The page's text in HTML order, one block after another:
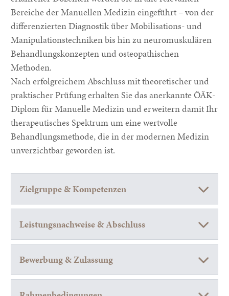
Bereiche der Manuellen Medizin eingeführt – von der
differenzierten Diagnostik über Mobilisations- und
Manipulationstechniken bis hin zu neuromuskulären
Behandlungskonzepten und osteopathischen
Methoden.
Nach erfolgreichem Abschluss mit theoretischer und
praktischer Prüfung erhalten Sie das anerkannte ÖÄK-
Diplom für Manuelle Medizin und erweitern damit Ihr
therapeutisches Spektrum um eine wertvolle
Behandlungsmethode, die in der modernen Medizin
unverzichtbar geworden ist.
Zielgruppe & Kompetenzen
Leistungsnachweise & Abschluss
Bewerbung & Zulassung